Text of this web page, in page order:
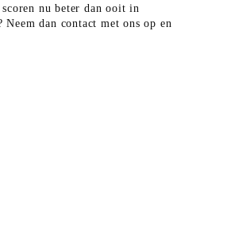
nu beter dan ooit in
dan contact met ons op en